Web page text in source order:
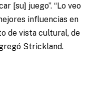
[su] juego”. “Lo veo
influencias en
de vista cultural, de
Strickland.